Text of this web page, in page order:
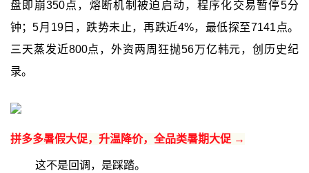
盘即崩350点，熔断机制被迫启动，程序化交易暂停5分
钟；5月19日，跌势未止，再跌近4%，最低探至7141点。
三天蒸发近800点，外资两周狂抛56万亿韩元，创历史纪
录。
拼多多暑假大促，升温降价，全品类暑期大促 →
这不是回调，是踩踏。